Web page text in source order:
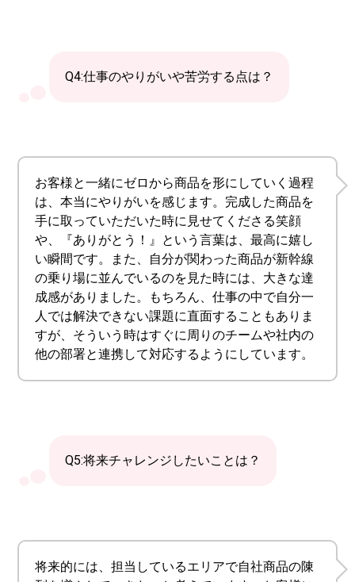
Q4:仕事のやりがいや苦労する点は？
お客様と一緒にゼロから商品を形にしていく過程
は、本当にやりがいを感じます。完成した商品を
手に取っていただいた時に見せてくださる笑顔
や、『ありがとう！』という言葉は、最高に嬉し
い瞬間です。また、自分が関わった商品が新幹線
の乗り場に並んでいるのを見た時には、大きな達
成感がありました。もちろん、仕事の中で自分一
人では解決できない課題に直面することもありま
すが、そういう時はすぐに周りのチームや社内の
他の部署と連携して対応するようにしています。
Q5:将来チャレンジしたいことは？
将来的には、担当しているエリアで自社商品の陳